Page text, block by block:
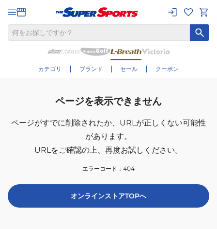
カテゴリ ブランド セール クーポン
ページを表示できません
ページがすでに削除されたか、 URLが正しくない可能性
があります。
URLをご確認の上、再度お試しください。
エラーコード： 404
オンラインストアTOPへ